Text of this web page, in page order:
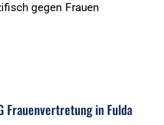
gegen Frauen
Frauenvertretung in Fulda